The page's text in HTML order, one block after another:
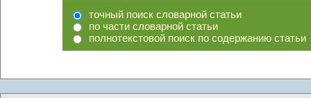
точный поиск словарной статьи
по части словарной статьи
полнотекстовой поиск по содержанию статьи